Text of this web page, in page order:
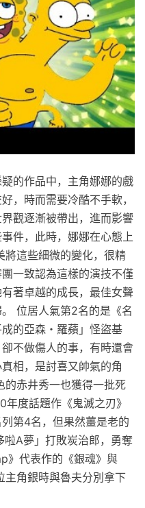
的作品中，主角娜娜的戲
，時而需要冷酷不手軟，
觀逐漸被帶出，進而影響
件，此時，娜娜在心態上
將這些細微的變化，很精
一致認為這樣的演技不僅
著卓越的成長，最佳女聲
位居人氣第2名的是《名
的亞森・羅蘋」怪盜基
不做傷人的事，有時還會
相，是討喜又帥氣的角
的赤井秀一也獲得一批死
度話題作《鬼滅之刃》
第4名，但果然薑是老的
A夢」打敗炭治郎，勇奪
》代表作的《銀魂》與
主角銀時與魯夫分別拿下